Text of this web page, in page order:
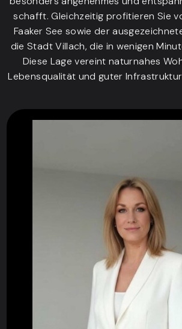
schafft. Gleichzeitig profitieren Sie
Faaker See sowie der
die Stadt Villach, die in wenigen
Diese Lage vereint naturnahes
Lebensqualität und guter